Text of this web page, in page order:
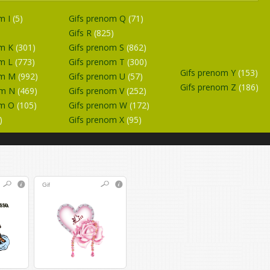
I (5)
K (301)
L (773)
M (992)
N (469)
O (105)
Gifs prenom Q (71)
Gifs R (825)
Gifs prenom S (862)
Gifs prenom T (300)
Gifs prenom U (57)
Gifs prenom V(252)
Gifs prenom W (172)
Gifs prenom X (95)
Gifs prenom Y (153)
Gifs prenom Z (186)
Gif